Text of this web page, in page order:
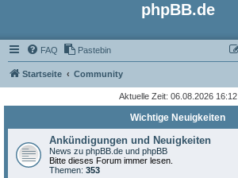
phpBB.de
FAQ Pastebin
Startseite Community
Aktuelle Zeit: 06.08.2026 16:12
Wichtige Neuigkeiten
Ankündigungen und Neuigkeiten
News zu phpBB.de und phpBB
Bitte dieses Forum immer lesen.
Themen: 353